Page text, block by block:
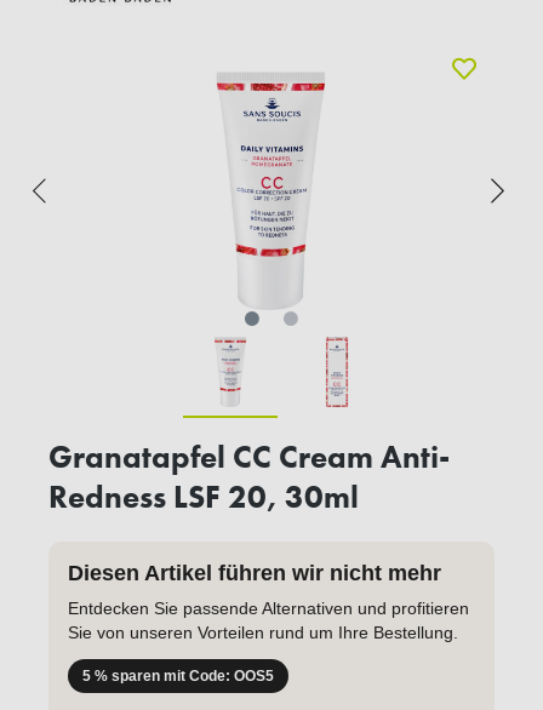
Granatapfel CC Cream Anti-
Redness LSF 20, 30ml
Diesen Artikel führen wir nicht mehr
Entdecken Sie passende Alternativen und profitieren
Sie von unseren Vorteilen rund um Ihre Bestellung.
5 % sparen mit Code: OOS5